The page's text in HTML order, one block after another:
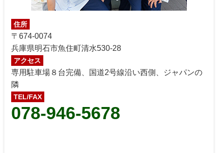
住所
〒674-0074
兵庫県明石市魚住町清水530-28
アクセス
専用駐車場８台完備、国道2号線沿い西側、ジャパンの
隣
TEL/FAX
078-946-5678